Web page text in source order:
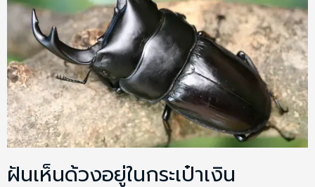
ฝันเห็นด้วงอยู่ในกระเป๋าเงิน